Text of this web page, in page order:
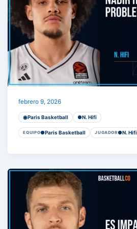
Nadir Hifi Es un problema!
febrero 9, 2026
◉Paris Basketball ●N. Hifi
EQUIPO●Paris Basketball JUGADOR●N. Hifi